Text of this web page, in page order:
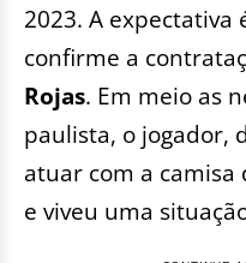
2023. A expectativa
confirme a
Rojas. Em meio as
paulista, o jogador,
atuar com a camisa
e viveu uma